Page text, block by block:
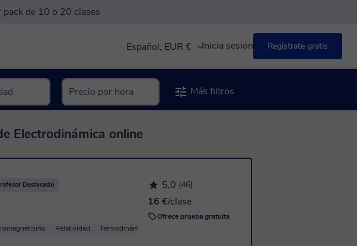
pack de 10 o 20 clases
Español, EUR € Inicia sesión Regístrate gratis
Más filtros
Electrodinámica online
5,0 (46)
16 €/clase
Ofrece prueba gratuita
Destacado
Relatividad Termodinámica